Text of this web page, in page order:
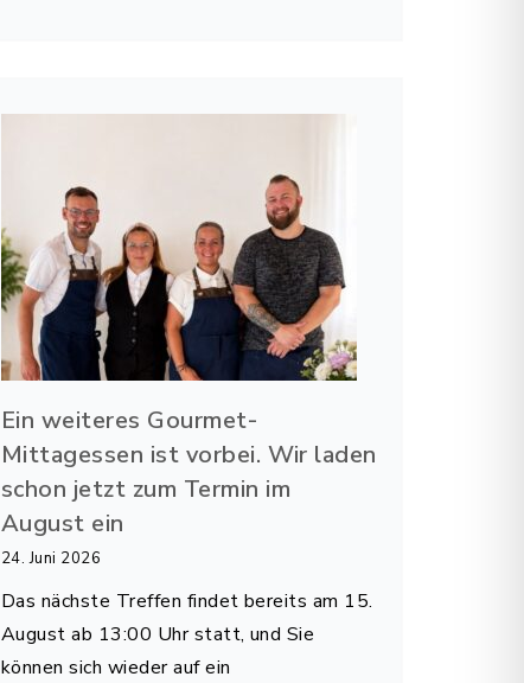
Ein weiteres Gourmet-
Mittagessen ist vorbei. Wir laden
schon jetzt zum Termin im
August ein
24. Juni 2026
Das nächste Treffen findet bereits am 15.
August ab 13:00 Uhr statt, und Sie
können sich wieder auf ein